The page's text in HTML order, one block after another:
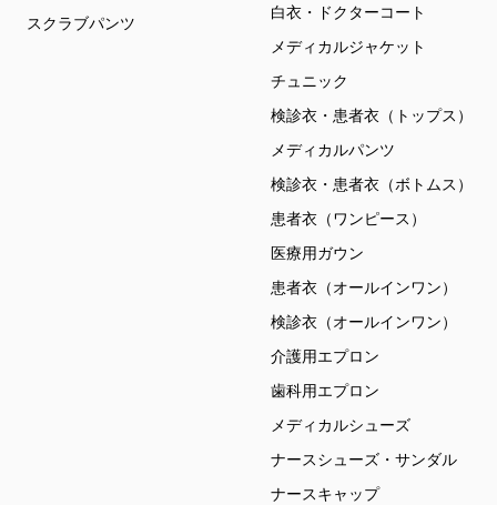
スクラブパンツ
白衣・ドクターコート
メディカルジャケット
チュニック
検診衣・患者衣（トップス）
メディカルパンツ
検診衣・患者衣（ボトムス）
患者衣（ワンピース）
医療用ガウン
患者衣（オールインワン）
検診衣（オールインワン）
介護用エプロン
歯科用エプロン
メディカルシューズ
ナースシューズ・サンダル
ナースキャップ